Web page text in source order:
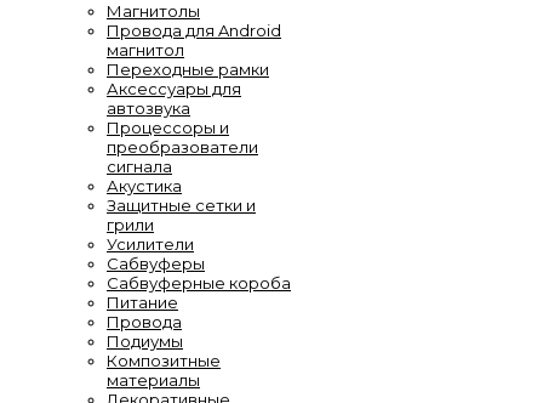
Магнитолы
Провода для Android
магнитол
Переходные рамки
Аксессуары для
автозвука
Процессоры и
преобразователи
сигнала
Акустика
Защитные сетки и
грили
Усилители
Сабвуферы
Сабвуферные короба
Питание
Провода
Подиумы
Композитные
материалы